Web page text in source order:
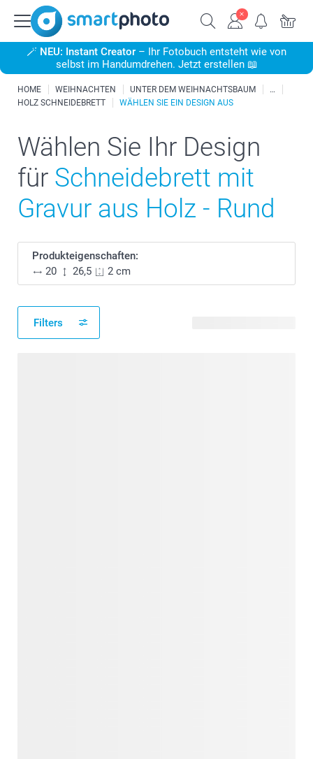
🪄 NEU: Instant Creator – Ihr Fotobuch entsteht wie von
selbst im Handumdrehen. Jetzt erstellen 📖
HOME WEIHNACHTEN
UNTER DEM WEIHNACHTSBAUM
HOLZ SCHNEIDEBRETT
WÄHLEN SIE EIN DESIGN AUS
Wählen Sie Ihr Design
für Schneidebrett mit
Gravur aus Holz - Rund
Produkteigenschaften:
20
26,5 2 cm
Filters